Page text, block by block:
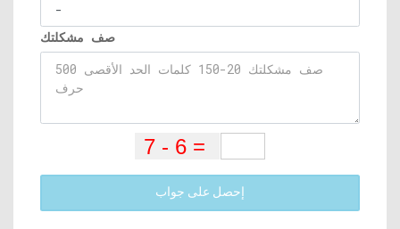
صف مشكلتك
إحصل على جواب